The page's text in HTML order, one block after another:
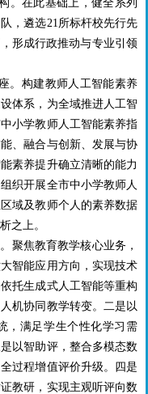
。在此基础上，健全系列
，遴选21所标杆校先行先
形成行政推动与专业引领
。构建教师人工智能素养
体系，为全域推进人工智
小学教师人工智能素养指
、融合与创新、发展与协
素养提升确立清晰的能力
织开展全市中小学教师人
域及教师个人的素养数据
之上。
聚焦教育教学核心业务，
智能应用方向，实现技术
托生成式人工智能等重构
机协同教学转变。二是以
，满足学生个性化学习需
以智助评，整合多模态数
过程增值评价升级。四是
教研，实现主观听评向数